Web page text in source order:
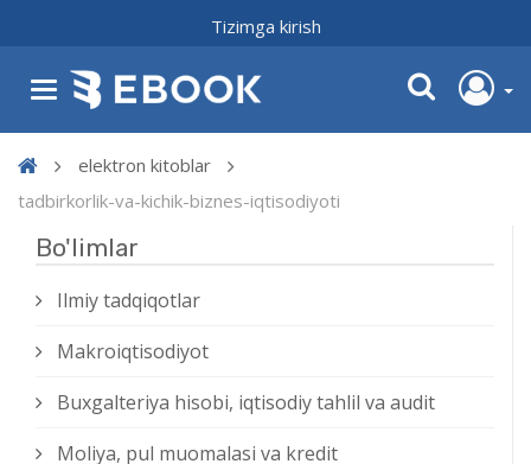
Tizimga kirish
elektron kitoblar
tadbirkorlik-va-kichik-biznes-iqtisodiyoti
Bo'limlar
Ilmiy tadqiqotlar
Makroiqtisodiyot
Buxgalteriya hisobi, iqtisodiy tahlil va audit
Moliya, pul muomalasi va kredit